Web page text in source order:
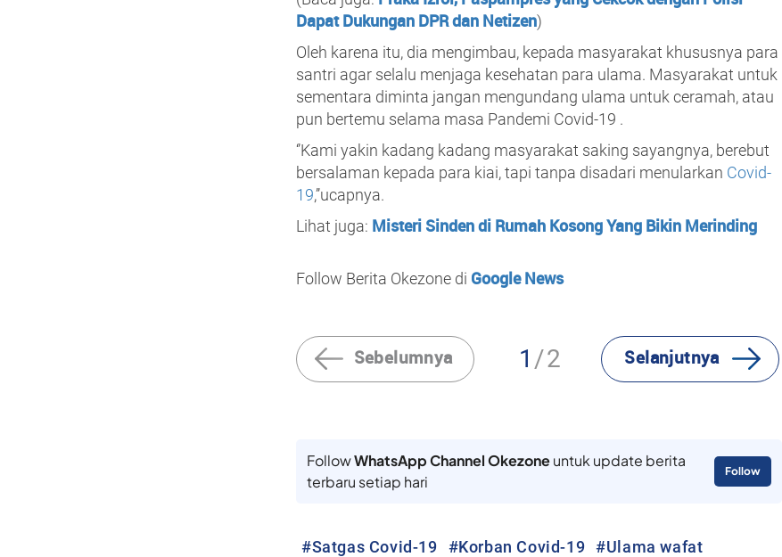
Dapat Dukungan DPR dan Netizen)
Oleh karena itu, dia mengimbau, kepada masyarakat khususnya para
santri agar selalu menjaga kesehatan para ulama. Masyarakat untuk
sementara diminta jangan mengundang ulama untuk ceramah, atau
pun bertemu selama masa Pandemi Covid-19 .
‘’Kami yakin kadang kadang masyarakat saking sayangnya, berebut
bersalaman kepada para kiai, tapi tanpa disadari menularkan Covid-
19,’’ucapnya.
Lihat juga: Misteri Sinden di Rumah Kosong Yang Bikin Merinding
Follow Berita Okezone di Google News
Sebelumnya 1 2 Selanjutnya
FollowWhatsApp Channel Okezoneuntuk update berita
terbaru setiap hari
Follow
#Satgas Covid-19 #Korban Covid-19 #Ulama wafat